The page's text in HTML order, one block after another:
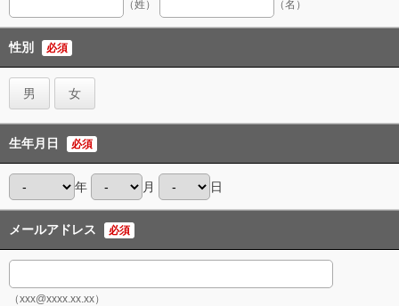
（姓） （名）
性別 必須
男 女
生年月日 必須
年 月 日
メールアドレス 必須
（xxx@xxxx.xx.xx）